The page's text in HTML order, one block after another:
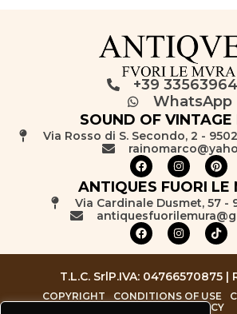
+39
WhatsApp
SOUND OF VINTAGE
Via Rosso di S. Secondo, 2 -
ANTIQUES FUORI LE
Via Cardinale Dusmet, 57 -
T.L.C. SrlP.IVA: 04766570875 |
COPYRIGHT CONDITIONS OF USE
PRIVACY POLICY